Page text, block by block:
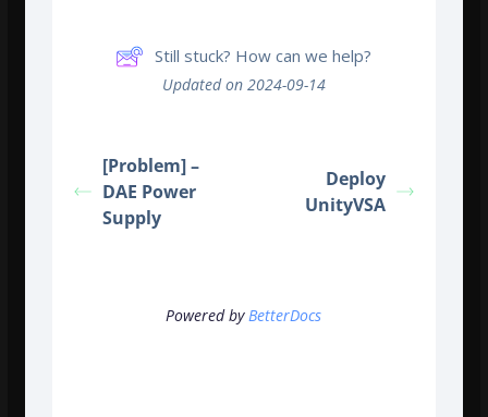
Still stuck? How can we help?
Updated on 2024-09-14
[Problem] –
DAE Power
Supply
Deploy
UnityVSA
Powered byBetterDocs